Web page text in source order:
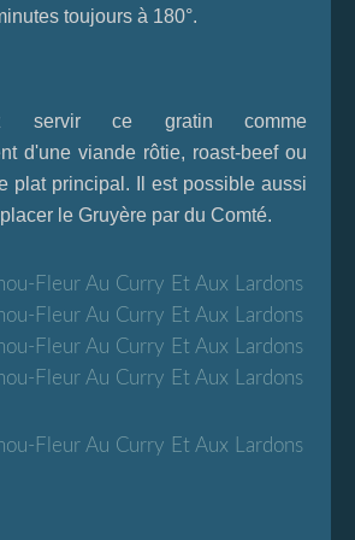
toujours à 180°.
servir ce gratin comme
d'une viande rôtie, roast-beef ou
plat principal. Il est possible aussi
le Gruyère par du Comté.